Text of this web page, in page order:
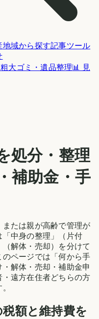
地域から探す記事ツール
大ゴミ・遺品整理📊 見
処分・整理
補助金・手
たは親が高齢で管理が
中身の整理」（片付
解体・売却）を分けて
ページでは「何から手
解体・売却・補助金申
・遠方在住者どちらの方
額と維持費を